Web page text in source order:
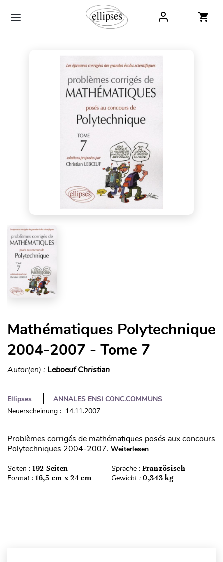
Mathématiques Polytechnique
2004-2007 - Tome 7
Autor(en) : Leboeuf Christian
Ellipses
ANNALES ENSI CONC.COMMUNS
Neuerscheinung : 14.11.2007
Problèmes corrigés de mathématiques posés aux concours
Polytechniques 2004-2007. Weiterlesen
Seiten : 192 Seiten Sprache : Französisch
Format : 16,5 cm x 24 cm Gewicht : 0,343 kg